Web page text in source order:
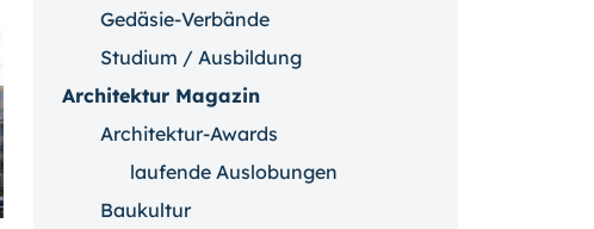
Gedäsie-Verbände
Studium / Ausbildung
Architektur Magazin
Architektur-Awards
laufende Auslobungen
Baukultur